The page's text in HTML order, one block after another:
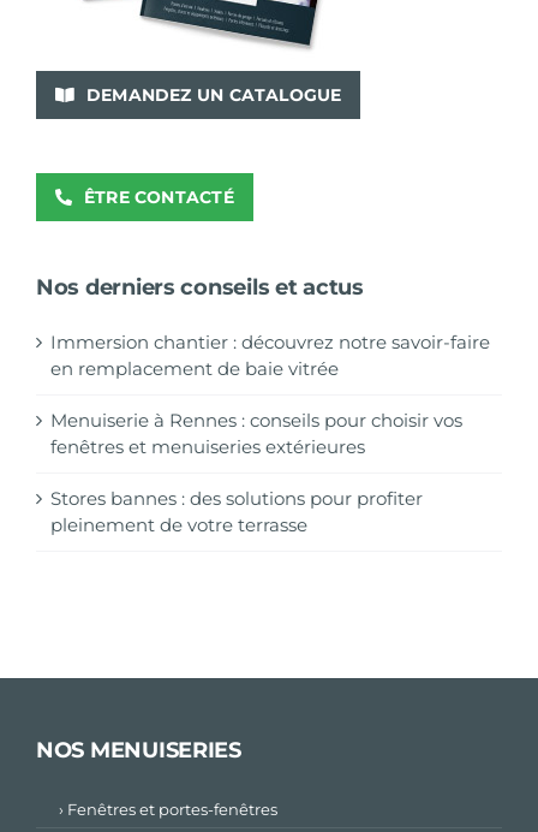
DEMANDEZ UN CATALOGUE
ÊTRE CONTACTÉ
Nos derniers conseils et actus
Immersion chantier : découvrez notre savoir-faire
en remplacement de baie vitrée
Menuiserie à Rennes : conseils pour choisir vos
fenêtres et menuiseries extérieures
Stores bannes : des solutions pour profiter
pleinement de votre terrasse
NOS MENUISERIES
› Fenêtres et portes-fenêtres